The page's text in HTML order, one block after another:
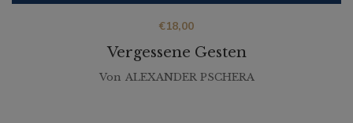
Vergessene Gesten
€18,00
Von ALEXANDER PSCHERA